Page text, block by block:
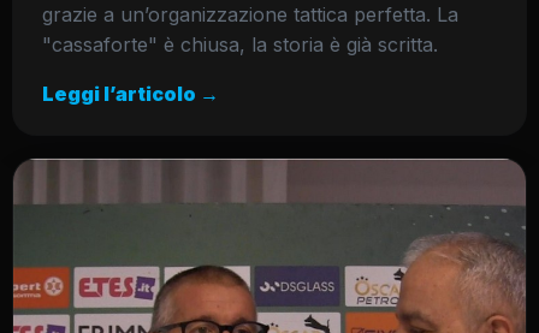
grazie a un’organizzazione tattica perfetta. La
"cassaforte" è chiusa, la storia è già scritta.
Leggi l’articolo →